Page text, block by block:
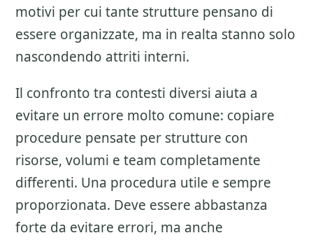
motivi per cui tante strutture pensano di
essere organizzate, ma in realta stanno solo
nascondendo attriti interni.
Il confronto tra contesti diversi aiuta a
evitare un errore molto comune: copiare
procedure pensate per strutture con
risorse, volumi e team completamente
differenti. Una procedura utile e sempre
proporzionata. Deve essere abbastanza
forte da evitare errori, ma anche